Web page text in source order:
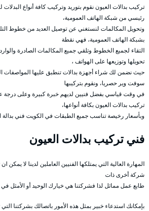
تركيب بدالات العيون نقوم بتوريد وتركيب كافة أنواع
رئيسي من شبكة الهاتف العمومية،
وتحويل المكالمات لنستغني عن توصيل العديد من خطوط
بشبكة الهاتف العمومية، فهي نقطة
التقاء لجميع الخطوط وتلقي جميع المكالمات الصادرة
تحويلها وتوزيعها على الهواتف ،
حيث نضمن لك شراء أجهزة بدالات تنطبق عليها المواصفات
سوفت وير حصريا، ونقوم بتركيبها
في وقت قياسي بفضل فنيين لديهم خبرة كبيرة وعلى درجة
تركيب بدالات العيون بكافة أنواعها،
وبأسعار رخيصة تناسب جميع الطبقات في الكويت فني بدالة
فني تركيب بدالات العيون
المهارة العالية التي يمتلكها الفنيين العاملين لدينا لا
شركة أخرى ذات
طابع عمل مماثل لذا فشركتنا هي خيارك الوحيد أو الأمثل في
بإمكانك استدعاء خبير بمثل هذه الأمور باتصالك بشركتنا